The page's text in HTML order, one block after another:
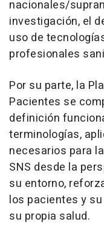
nacionales/
investigación, el
uso de
profesionales
Por su parte, la
Pacientes se
definición
terminologías,
necesarios para
SNS desde la
su entorno,
los pacientes y
su propia salud.